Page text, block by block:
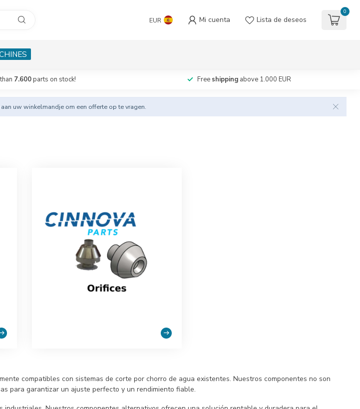
EUR Mi cuenta Lista de deseos
0
7.600parts on stock! Free shipping above 1.000 EUR
uw winkelmandje om een offerte op te vragen.
compatibles con sistemas de corte por chorro de agua existentes. Nuestros componentes no son
para garantizar un ajuste perfecto y un rendimiento fiable.